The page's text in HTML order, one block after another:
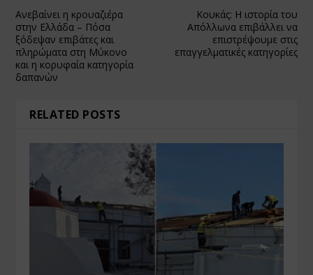
Ανεβαίνει η κρουαζιέρα
στην Ελλάδα – Πόσα
ξόδεψαν επιβάτες και
πληρώματα στη Μύκονο
και η κορυφαία κατηγορία
δαπανών
Κουκάς: Η ιστορία του
Απόλλωνα επιβάλλει να
επιστρέψουμε στις
επαγγελματικές κατηγορίες
RELATED POSTS